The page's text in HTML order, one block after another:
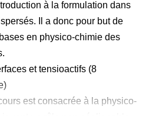
à la formulation dans
Il a donc pour but de
en physico-chimie des
et tensioactifs (8
est consacrée à la physico-